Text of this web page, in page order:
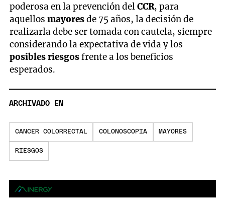
poderosa en la prevención delCCR, para
aquellosmayoresde 75 años, la decisión de
realizarla debe ser tomada con cautela, siempre
considerando la expectativa de vida y los
posibles riesgosfrente a los beneficios
esperados.
ARCHIVADO EN
CANCER COLORRECTAL COLONOSCOPIA MAYORES
RIESGOS